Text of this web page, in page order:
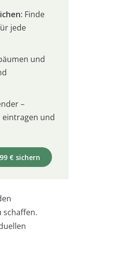
Finde
jede
und
–
und
€ sichern
schaffen.